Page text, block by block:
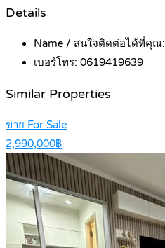
Details
Name / สนใจติดต่อได้ที่คุณ:
เบอร์โทร: 0619419639
Similar Properties
ขาย For Sale
2,990,000฿